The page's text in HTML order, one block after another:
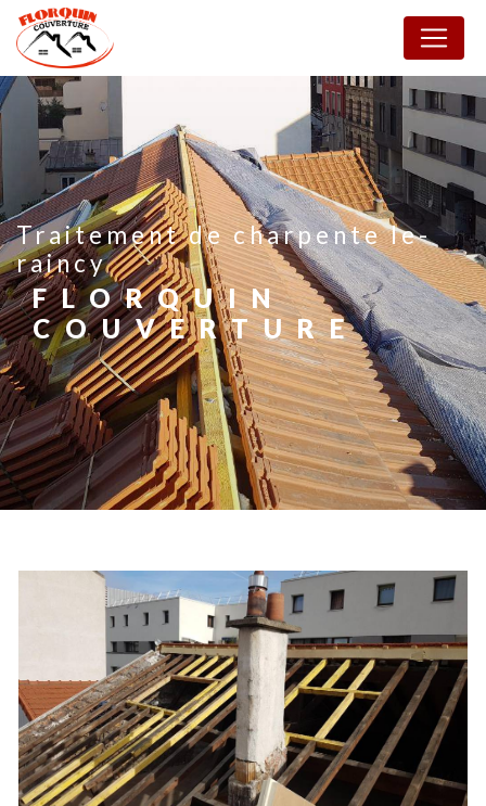
traitement de charpente le-
raincy
FLORQUIN
COUVERTURE
Panneau de gestion des cookies